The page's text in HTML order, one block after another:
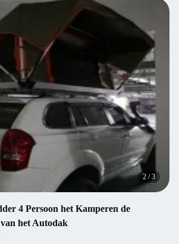
2 /3
4 Persoon het Kamperen de
het Autodak